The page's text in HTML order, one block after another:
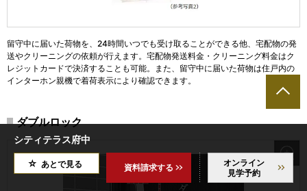
留守中に届いた荷物を、24時間いつでも受け取ることができる他、宅配物の発
送やクリーニングの依頼が行えます。宅配物発送料金・クリーニング料金はク
レジットカードで決済することも可能。また、留守中に届いた荷物は住戸内の
インターホン親機で着荷表示により確認できます。
ダブルロック
シティテラス府中
あとで見る 資料請求する
オンライン
見学予約